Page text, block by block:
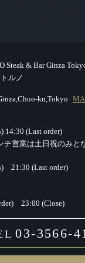
Steak & Bar Ginza
ルノ
ku,Tokyo
14:30 (Last order)
チ営業は土日祝のみと
21:30 (Last order)
23:00 (Close)
03-3566-